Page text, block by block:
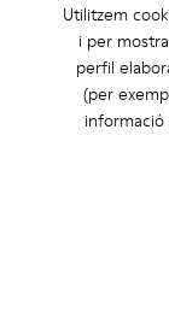
Utilitzem
i per
perfil
(per
Plataforma/